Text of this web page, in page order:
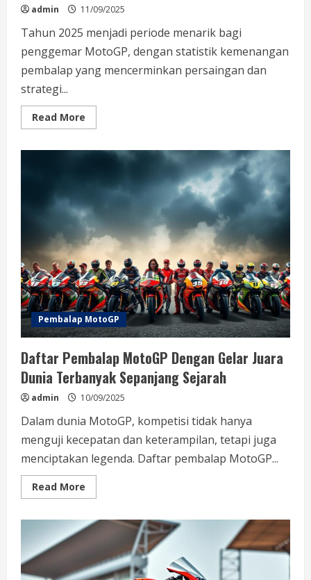
admin 11/09/2025
Tahun 2025 menjadi periode menarik bagi
penggemar MotoGP, dengan statistik kemenangan
pembalap yang mencerminkan persaingan dan
strategi...
Read More
more
Kemenangan
Terbaru
Analisis
dan
Tren
Musim
Ini
Pembalap MotoGP
Daftar Pembalap MotoGP Dengan Gelar Juara
Dunia Terbanyak Sepanjang Sejarah
admin 10/09/2025
Dalam dunia MotoGP, kompetisi tidak hanya
menguji kecepatan dan keterampilan, tetapi juga
menciptakan legenda. Daftar pembalap MotoGP...
Read More
more
Pembalap
MotoGP
Juara
Dunia